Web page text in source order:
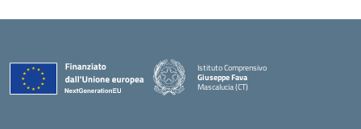
Istituto Comprensivo
Giuseppe Fava
Mascalucia (CT)